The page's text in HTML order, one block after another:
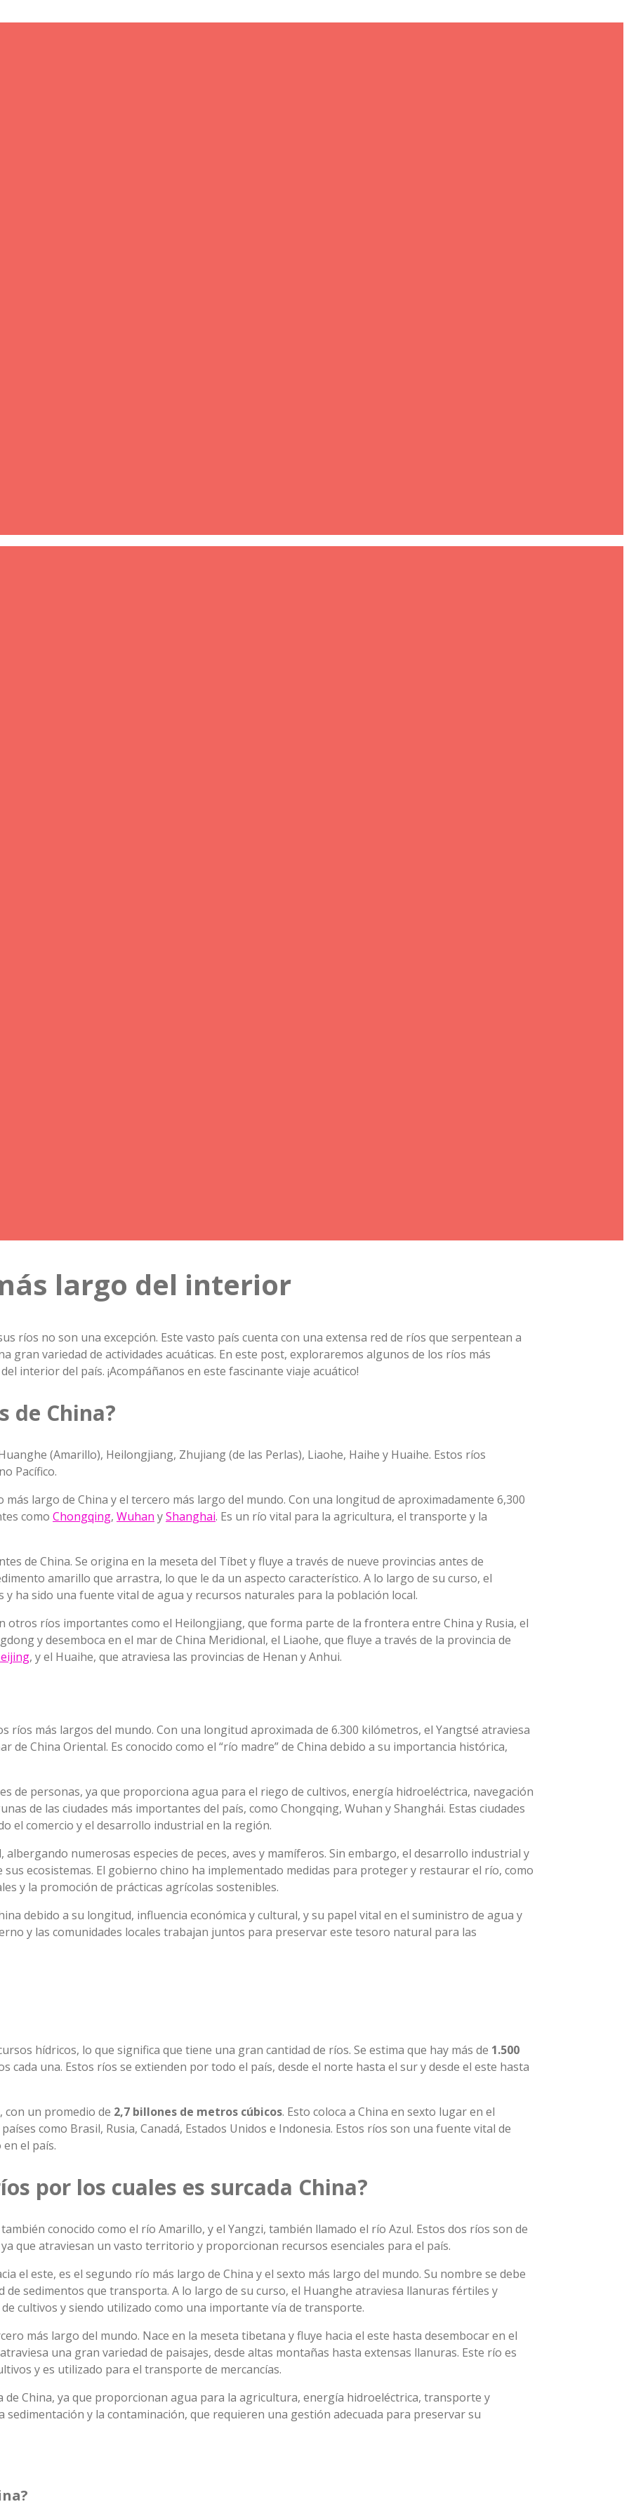
largo del interior
ríos no son una excepción. Este vasto país cuenta con una extensa red de ríos que serpentean a
variedad de actividades acuáticas. En este post, exploraremos algunos de los ríos más
interior del país. ¡Acompáñanos en este fascinante viaje acuático!
de China?
(Amarillo), Heilongjiang, Zhujiang (de las Perlas), Liaohe, Haihe y Huaihe. Estos ríos
Pacífico.
largo de China y el tercero más largo del mundo. Con una longitud de aproximadamente 6,300
como Chongqing, Wuhan yShanghai. Es un río vital para la agricultura, el transporte y la
de China. Se origina en la meseta del Tíbet y fluye a través de nueve provincias antes de
amarillo que arrastra, lo que le da un aspecto característico. A lo largo de su curso, el
ha sido una fuente vital de agua y recursos naturales para la población local.
otros ríos importantes como el Heilongjiang, que forma parte de la frontera entre China y Rusia, el
y desemboca en el mar de China Meridional, el Liaohe, que fluye a través de la provincia de
, y el Huaihe, que atraviesa las provincias de Henan y Anhui.
ríos más largos del mundo. Con una longitud aproximada de 6.300 kilómetros, el Yangtsé atraviesa
de China Oriental. Es conocido como el “río madre” de China debido a su importancia histórica,
de personas, ya que proporciona agua para el riego de cultivos, energía hidroeléctrica, navegación
de las ciudades más importantes del país, como Chongqing, Wuhan y Shanghái. Estas ciudades
el comercio y el desarrollo industrial en la región.
numerosas especies de peces, aves y mamíferos. Sin embargo, el desarrollo industrial y
ecosistemas. El gobierno chino ha implementado medidas para proteger y restaurar el río, como
y la promoción de prácticas agrícolas sostenibles.
debido a su longitud, influencia económica y cultural, y su papel vital en el suministro de agua y
y las comunidades locales trabajan juntos para preservar este tesoro natural para las
hídricos, lo que significa que tiene una gran cantidad de ríos. Se estima que hay más de 1.500
cada una. Estos ríos se extienden por todo el país, desde el norte hasta el sur y desde el este hasta
con un promedio de 2,7 billones de metros cúbicos. Esto coloca a China en sexto lugar en el
como Brasil, Rusia, Canadá, Estados Unidos e Indonesia. Estos ríos son una fuente vital de
el país.
por los cuales es surcada China?
conocido como el río Amarillo, y el Yangzi, también llamado el río Azul. Estos dos ríos son de
que atraviesan un vasto territorio y proporcionan recursos esenciales para el país.
el este, es el segundo río más largo de China y el sexto más largo del mundo. Su nombre se debe
sedimentos que transporta. A lo largo de su curso, el Huanghe atraviesa llanuras fértiles y
cultivos y siendo utilizado como una importante vía de transporte.
más largo del mundo. Nace en la meseta tibetana y fluye hacia el este hasta desembocar en el
una gran variedad de paisajes, desde altas montañas hasta extensas llanuras. Este río es
y es utilizado para el transporte de mercancías.
de China, ya que proporcionan agua para la agricultura, energía hidroeléctrica, transporte y
y la contaminación, que requieren una gestión adecuada para preservar su